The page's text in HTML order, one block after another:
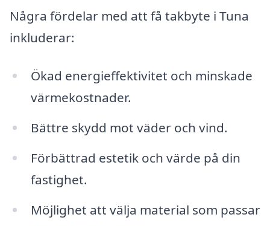
Några fördelar med att få takbyte i Tuna
inkluderar:
Ökad energieffektivitet och minskade
värmekostnader.
Bättre skydd mot väder och vind.
Förbättrad estetik och värde på din
fastighet.
Möjlighet att välja material som passar